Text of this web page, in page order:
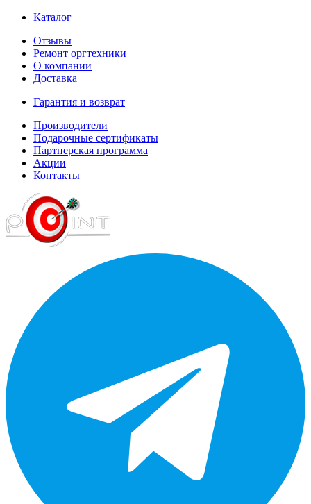
Каталог
Отзывы
Ремонт оргтехники
О компании
Доставка
Гарантия и возврат
Производители
Подарочные сертификаты
Партнерская программа
Акции
Контакты